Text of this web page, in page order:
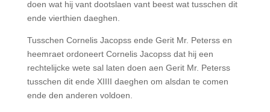
doen wat hij vant dootslaen vant beest wat tusschen dit
ende vierthien daeghen.
Tusschen Cornelis Jacopss ende Gerit Mr. Peterss en
heemraet ordoneert Cornelis Jacopss dat hij een
rechtelijcke wete sal laten doen aen Gerit Mr. Peterss
tusschen dit ende XIIII daeghen om alsdan te comen
ende den anderen voldoen.